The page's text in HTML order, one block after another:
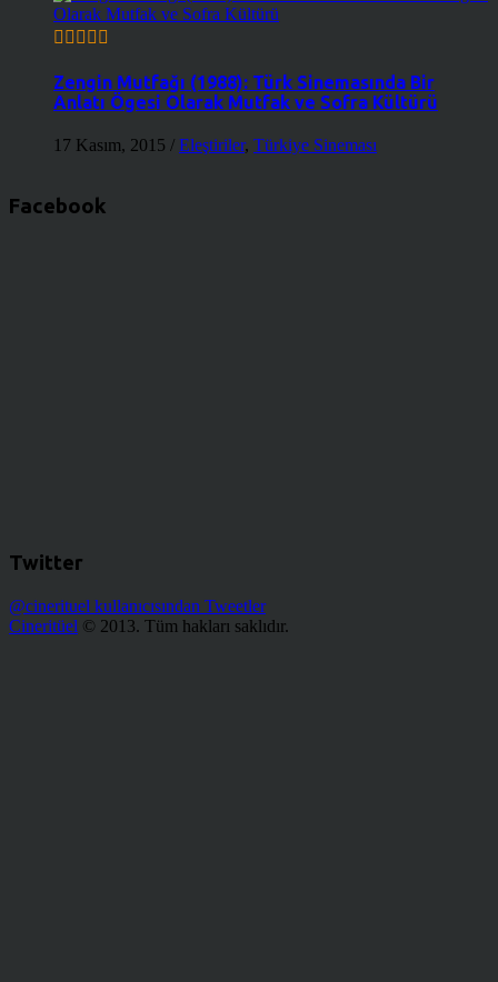
Zengin Mutfağı (1988): Türk Sinemasında Bir
Anlatı Ögesi Olarak Mutfak ve Sofra Kültürü
17 Kasım, 2015 / Eleştiriler, Türkiye Sineması
Facebook
Twitter
@cinerituel kullanıcısından Tweetler
Cineritüel © 2013. Tüm hakları saklıdır.